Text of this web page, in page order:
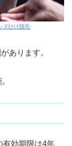
ズひげ脱毛
あります。
効期限は4年、